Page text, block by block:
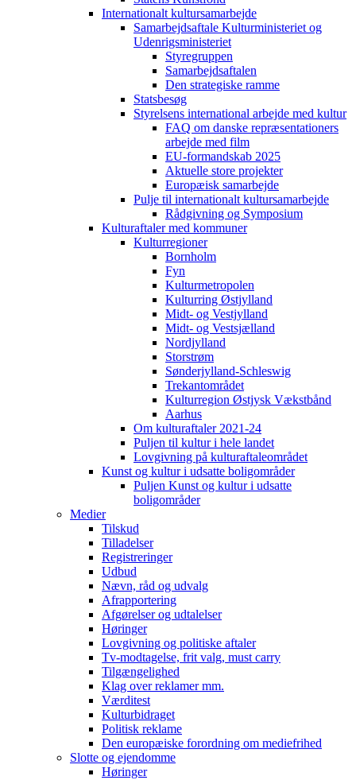
Internationalt kultursamarbejde
Samarbejdsaftale Kulturministeriet og
Udenrigsministeriet
Styregruppen
Samarbejdsaftalen
Den strategiske ramme
Statsbesøg
Styrelsens international arbejde med kultur
FAQ om danske repræsentationers
arbejde med film
EU-formandskab 2025
Aktuelle store projekter
Europæisk samarbejde
Pulje til internationalt kultursamarbejde
Rådgivning og Symposium
Kulturaftaler med kommuner
Kulturregioner
Bornholm
Fyn
Kulturmetropolen
Kulturring Østjylland
Midt- og Vestjylland
Midt- og Vestsjælland
Nordjylland
Storstrøm
Sønderjylland-Schleswig
Trekantområdet
Kulturregion Østjysk Vækstbånd
Aarhus
Om kulturaftaler 2021-24
Puljen til kultur i hele landet
Lovgivning på kulturaftaleområdet
Kunst og kultur i udsatte boligområder
Puljen Kunst og kultur i udsatte
boligområder
Medier
Tilskud
Tilladelser
Registreringer
Udbud
Nævn, råd og udvalg
Afrapportering
Afgørelser og udtalelser
Høringer
Lovgivning og politiske aftaler
Tv-modtagelse, frit valg, must carry
Tilgængelighed
Klag over reklamer mm.
Værditest
Kulturbidraget
Politisk reklame
Den europæiske forordning om mediefrihed
Slotte og ejendomme
Høringer